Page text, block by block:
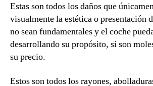
Estas son todos los daños que
visualmente la estética o presentación
no sean fundamentales y el coche
desarrollando su propósito, si son
su precio.
Estos son todos los rayones,